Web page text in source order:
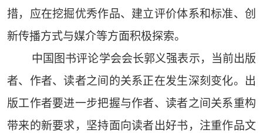
措，应在挖掘优秀作品、建立评价体系和标准、创
新传播方式与媒介等方面积极探索。
中国图书评论学会会长郭义强表示，当前出版
者、作者、读者之间的关系正在发生深刻变化。出
版工作者要进一步把握与作者、读者之间关系重构
带来的新要求，坚持面向读者出好书，注重作品文